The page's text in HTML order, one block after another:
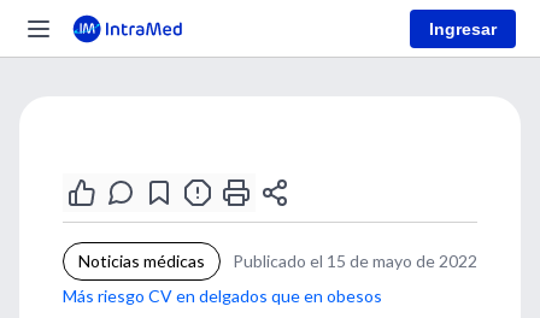
Ingresar
Noticias médicas
Publicado el 15 de mayo de 2022
Más riesgo CV en delgados que en obesos